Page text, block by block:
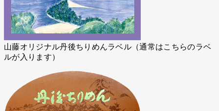
山藤オリジナル丹後ちりめんラベル（通常はこちらのラベ
ルが入ります）